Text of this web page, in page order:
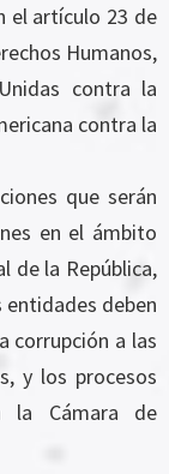
el artículo 23 de
Humanos,
contra la
contra la
que serán
en el ámbito
de la República,
deben
corrupción a las
y los procesos
la Cámara de